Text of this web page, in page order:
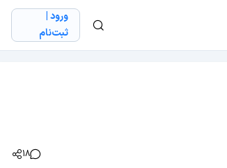
ورود |
ثبت‌نام
18